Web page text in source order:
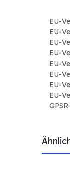
EU-
EU-
EU-
EU-
EU-
EU-
EU-
EU-